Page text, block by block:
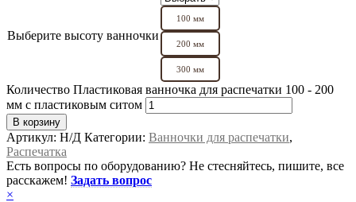
Выберите высоту ванночки
100 мм
200 мм
300 мм
Количество Пластиковая ванночка для распечатки 100 - 200
мм с пластиковым ситом
В корзину
Артикул: Н/Д Категории: Ванночки для распечатки,
Распечатка
Есть вопросы по оборудованию? Не стесняйтесь, пишите, все
расскажем! Задать вопрос
×